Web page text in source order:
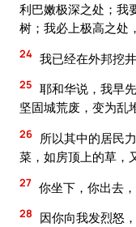
利巴嫩极深之处；我
树；我必上极高之处
24 我已经在外邦挖
25 耶和华说，我早
坚固城荒废，变为乱
26
所以其中的居民
菜，如房顶上的草，
27 你坐下，你出去
28 因你向我发烈怒